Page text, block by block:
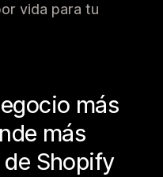
vida para tu
más
más
Shopify